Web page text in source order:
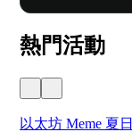
熱門活動
以太坊 Meme 夏